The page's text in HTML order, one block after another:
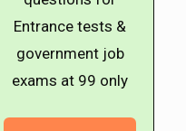
Entrance tests &
government job
exams at ₹99 only